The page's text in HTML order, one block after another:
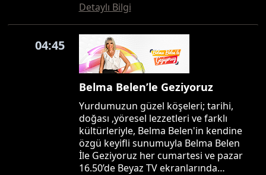
Detaylı Bilgi
04:45
Belma Belen’le Geziyoruz
Yurdumuzun güzel köşeleri; tarihi,
doğası ,yöresel lezzetleri ve farklı
kültürleriyle, Belma Belen'in kendine
özgü keyifli sunumuyla Belma Belen
İle Geziyoruz her cumartesi ve pazar
16.50’de Beyaz TV ekranlarında…